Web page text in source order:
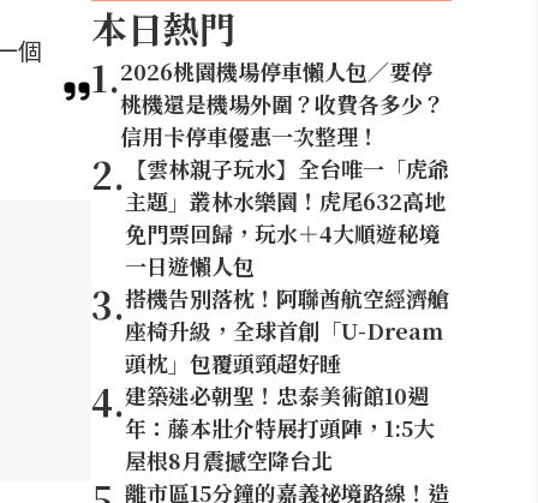
個
本日熱門
1.2026桃園機場停車懶人包／要停
桃機還是機場外圍？收費各多少？
信用卡停車優惠一次整理！
2. 【雲林親子玩水】全台唯一「虎爺
主題」叢林水樂園！虎尾632高地
免門票回歸，玩水＋4大順遊秘境
一日遊懶人包
3.搭機告別落枕！阿聯酋航空經濟艙
座椅升級，全球首創「U-Dream
頭枕」包覆頭頸超好睡
4.建築迷必朝聖！忠泰美術館10週
年：藤本壯介特展打頭陣，1:5大
屋根8月震撼空降台北
離市區15分鐘的嘉義祕境路線！造